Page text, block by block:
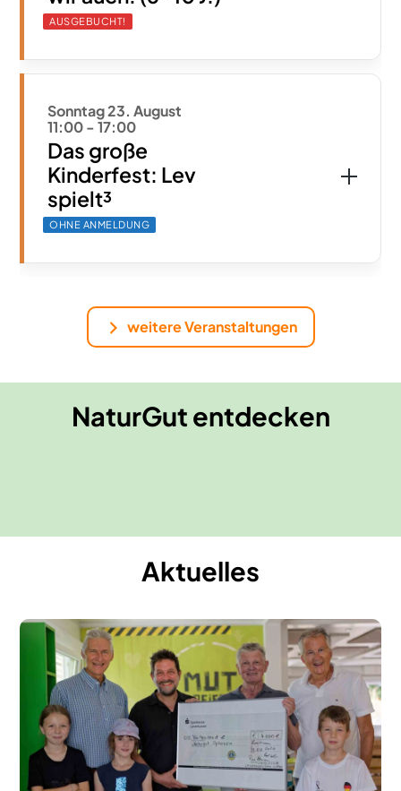
AUSGEBUCHT!
Sonntag 23. August
11:00-17:00
Das große
Kinderfest: Lev
spielt³
OHNE ANMELDUNG
weitere Veranstaltungen
NaturGut entdecken
Hier die Natur erleben
Mehr erfahren
Hier reift der Mut
Erlebnismuseum MutReiferei
Aktuelles